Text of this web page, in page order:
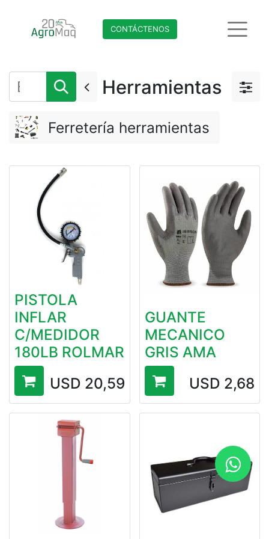
CONTÁCTENO​​​​S
Herramientas
Ferretería herramientas
PISTOLA
INFLAR
C/MEDIDOR
180LB ROLMAR
USD 20,59
GUANTE
MECANICO
GRIS AMA
USD 2,68